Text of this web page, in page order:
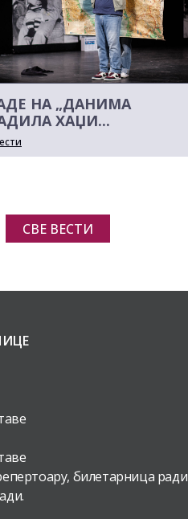
НА „ДАНИМА
ХАЏИ...
СВЕ ВЕСТИ
билетарница ради